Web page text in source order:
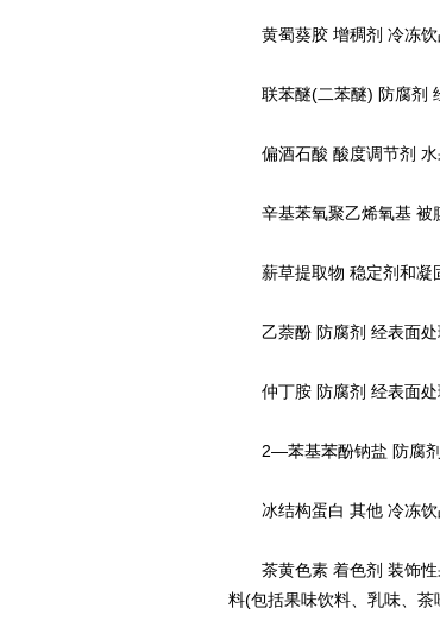
黄蜀葵胶 增稠剂 冷冻饮
联苯醚(二苯醚) 防腐剂
偏酒石酸 酸度调节剂 水
辛基苯氧聚乙烯氧基 被
薪草提取物 稳定剂和凝
乙萘酚 防腐剂 经表面处
仲丁胺 防腐剂 经表面处
2—苯基苯酚钠盐 防腐剂
冰结构蛋白 其他 冷冻饮
茶黄色素 着色剂 装饰性
料(包括果味饮料、乳味、茶